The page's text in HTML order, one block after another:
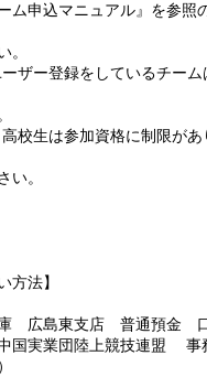
込マニュアル』を参照
ザー登録をしているチー
校生は参加資格に制限が
。
方法】
広島東支店 普通預金
国実業団陸上競技連盟